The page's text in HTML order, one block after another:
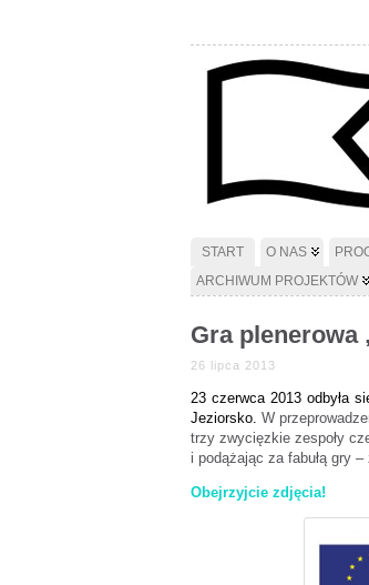
START O NAS
ARCHIWUM PROJEKTÓW
Gra plenerowa
26 lipca 2013
23 czerwca 2013 odbyła
Jeziorsko. W
trzy zwycięzkie zespoły
i podążając za fabułą gry
Obejrzyjcie zdjęcia!